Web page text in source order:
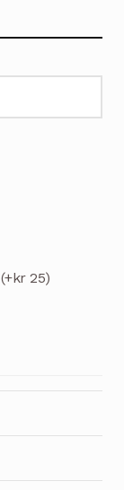
(+kr 25)